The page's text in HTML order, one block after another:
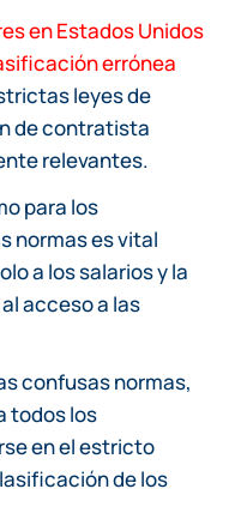
en Estados Unidos
errónea
leyes de
de contratista
relevantes.
para los
normas es vital
a los salarios y la
acceso a las
confusas normas,
todos los
en el estricto
de los